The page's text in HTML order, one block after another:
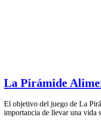
La Pirámide
El objetivo del juego de La
importancia de llevar una vida